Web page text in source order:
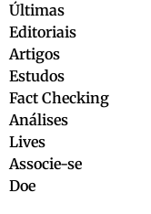
Últimas
Editoriais
Artigos
Estudos
Fact Checking
Análises
Lives
Associe-se
Doe